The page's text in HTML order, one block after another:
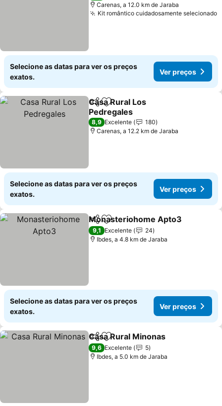
Carenas, a 12.0 km de Jaraba
Kit romântico cuidadosamente selecionado
Selecione as datas para ver os preços
exatos.
Ver preços
PartilharAdicionar aos favoritos
Casa Rural Los
Pedregales
Ver preços
8,9 Excelente
180
Carenas, a 12.2 km de Jaraba
Selecione as datas para ver os preços
exatos.
Ver preços
PartilharAdicionar aos favoritos
Monasteriohome Apto3
9,1 Excelente
24
Ibdes, a 4.8 km de Jaraba
Selecione as datas para ver os preços
exatos.
Ver preços
PartilharAdicionar aos favoritos
Casa Rural Minonas
9,6 Excelente
5
Ibdes, a 5.0 km de Jaraba